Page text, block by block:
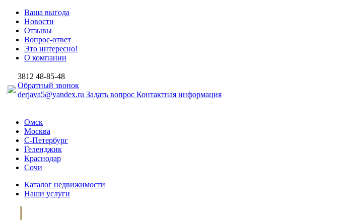
Ваша выгода
Новости
Отзывы
Вопрос-ответ
Это интересно!
О компании
3812 48-85-48
Обратный звонок
derjava5@yandex.ru Задать вопрос Контактная информация
Омск
Москва
С-Петербург
Геленджик
Краснодар
Сочи
Каталог недвижимости
Наши услуги